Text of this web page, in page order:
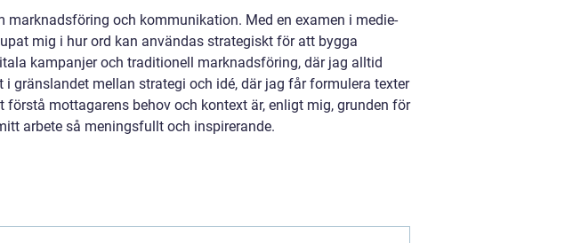
och kommunikation. Med en examen i medie-
mig i hur ord kan användas strategiskt för att bygga
kampanjer och traditionell marknadsföring, där jag alltid
gränslandet mellan strategi och idé, där jag får formulera texter
mottagarens behov och kontext är, enligt mig, grunden för
arbete så meningsfullt och inspirerande.